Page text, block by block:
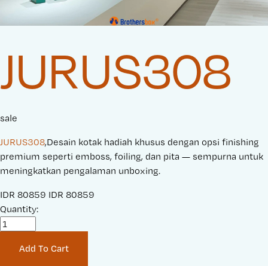
JURUS308
sale
JURUS308,Desain kotak hadiah khusus dengan opsi finishing
premium seperti emboss, foiling, dan pita — sempurna untuk
meningkatkan pengalaman unboxing.
S
a
IDR 80859 O
IDR 80859
Quantity:
Add To Cart